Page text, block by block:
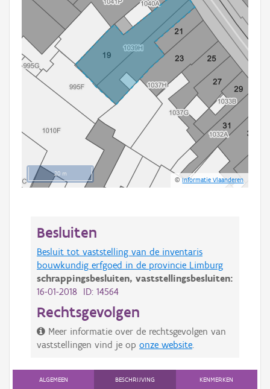
20 m
©Informatie Vlaanderen
Besluiten
Besluit tot vaststelling van de inventaris
bouwkundig erfgoed in de provincie Limburg
schrappingsbesluiten, vaststellingsbesluiten:
16-01-2018 ID: 14564
Rechtsgevolgen
Meer informatie over de rechtsgevolgen van
vaststellingen vind je op onze website
ALGEMEEN BESCHRIJVING KENMERKEN